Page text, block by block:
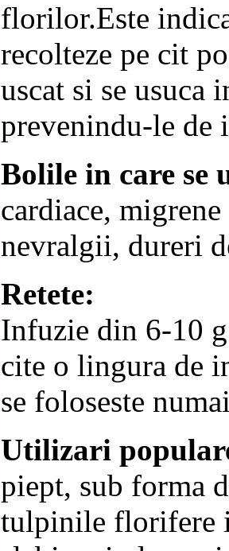
florilor.Este
recolteze pe cit
uscat si se usuca
prevenindu-le de
Bolile in care se
cardiace,
nevralgii, dureri
Retete:
Infuzie din 6-10
cite o lingura de
se foloseste
Utilizari
piept, sub forma
tulpinile florifere